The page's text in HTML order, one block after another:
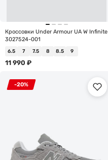
Кроссовки Under Armour UA W Infinite
3027524-001
6.5 7 7.5 8 8.5 9
11 990 ₽
-20%